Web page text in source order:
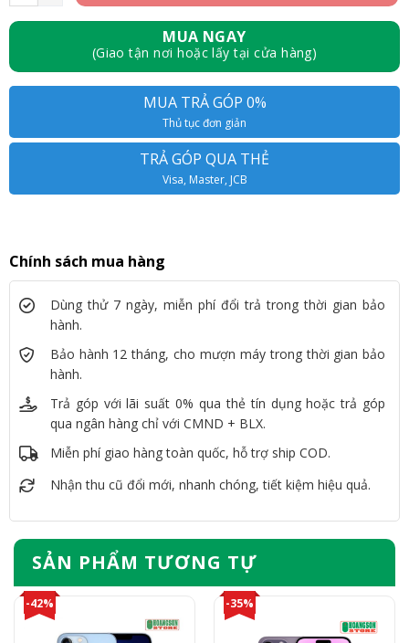
MUA NGAY
(Giao tận nơi hoặc lấy tại cửa hàng)
MUA TRẢ GÓP 0%
Thủ tục đơn giản
TRẢ GÓP QUA THẺ
Visa, Master, JCB
Chính sách mua hàng
Dùng thử 7 ngày, miễn phí đổi trả trong thời gian bảo
hành.
Bảo hành 12 tháng, cho mượn máy trong thời gian bảo
hành.
Trả góp với lãi suất 0% qua thẻ tín dụng hoặc trả góp
qua ngân hàng chỉ với CMND + BLX.
Miễn phí giao hàng toàn quốc, hỗ trợ ship COD.
Nhận thu cũ đổi mới, nhanh chóng, tiết kiệm hiệu quả.
SẢN PHẨM TƯƠNG TỰ
-42% -35%